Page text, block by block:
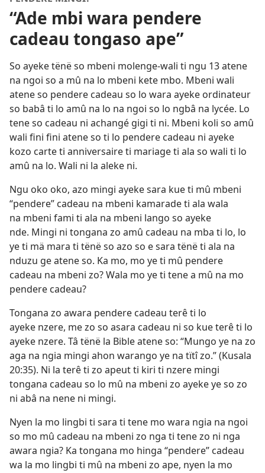
“Ade mbi wara pendere
cadeau tongaso ape”
So ayeke tënë so mbeni molenge-wali ti ngu 13 atene
na ngoi so a mû na lo mbeni kete mbo. Mbeni wali
atene so pendere cadeau so lo wara ayeke ordinateur
so babâ ti lo amû na lo na ngoi so lo ngbâ na lycée. Lo
tene so cadeau ni achangé gigi ti ni. Mbeni koli so amû
wali fini fini atene so ti lo pendere cadeau ni ayeke
kozo carte ti anniversaire ti mariage ti ala so wali ti lo
amû na lo. Wali ni la aleke ni.
Ngu oko oko, azo mingi ayeke sara kue ti mû mbeni
“pendere” cadeau na mbeni kamarade ti ala wala
na mbeni fami ti ala na mbeni lango so ayeke
nde. Mingi ni tongana zo amû cadeau na mba ti lo, lo
ye ti mä mara ti tënë so azo so e sara tënë ti ala na
nduzu ge atene so. Ka mo, mo ye ti mû pendere
cadeau na mbeni zo? Wala mo ye ti tene a mû na mo
pendere cadeau?
Tongana zo awara pendere cadeau terê ti lo
ayeke nzere, me zo so asara cadeau ni so kue terê ti lo
ayeke nzere. Tâ tënë la Bible atene so: “Mungo ye na zo
aga na ngia mingi ahon warango ye na tïtî zo.” (Kusala
20:35). Ni la terê ti zo apeut ti kiri ti nzere mingi
tongana cadeau so lo mû na mbeni zo ayeke ye so zo
ni abâ na nene ni mingi.
Nyen la mo lingbi ti sara ti tene mo wara ngia na ngoi
so mo mû cadeau na mbeni zo nga ti tene zo ni nga
awara ngia? Ka tongana mo hinga “pendere” cadeau
wa la mo lingbi ti mû na mbeni zo ape, nyen la mo